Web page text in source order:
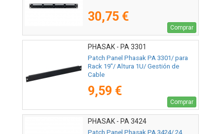
30,75 €
Comprar
PHASAK - PA 3301
Patch Panel Phasak PA 3301/ para
Rack 19"/ Altura 1U/ Gestión de
Cable
9,59 €
Comprar
PHASAK - PA 3424
Patch Panel Phasak PA 3424/ 24